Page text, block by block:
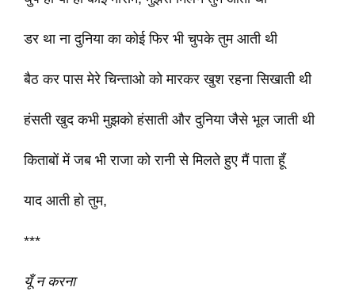
डर था ना दुनिया का कोई फिर भी चुपके तुम आती थी
बैठ कर पास मेरे चिन्ताओ को मारकर खुश रहना सिखाती थी
हंसती खुद कभी मुझको हंसाती और दुनिया जैसे भूल जाती थी
किताबों में जब भी राजा को रानी से मिलते हुए मैं पाता हूँ
याद आती हो तुम,
***
यूँ न करना